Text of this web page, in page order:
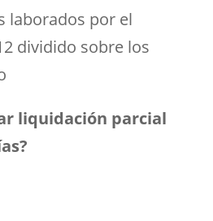
laborados por el
dividido sobre los
liquidación parcial